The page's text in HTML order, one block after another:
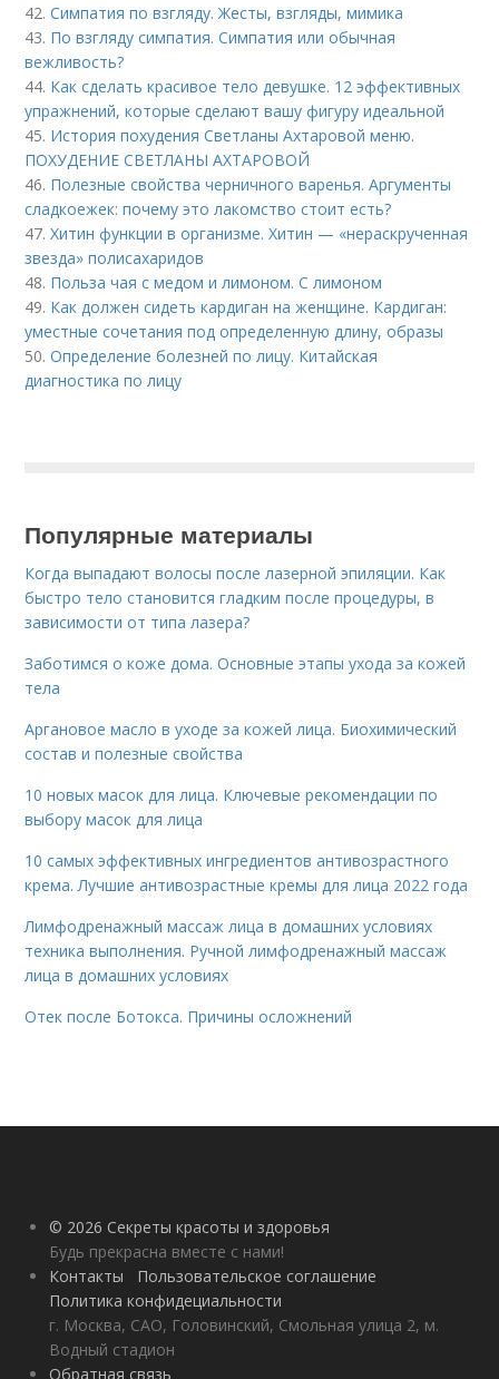
42.Симпатия по взгляду. Жесты, взгляды, мимика
43. По взгляду симпатия. Симпатия или обычная
вежливость?
44. Как сделать красивое тело девушке. 12 эффективных
упражнений, которые сделают вашу фигуру идеальной
45. История похудения Светланы Ахтаровой меню.
ПОХУДЕНИЕ СВЕТЛАНЫ АХТАРОВОЙ
46. Полезные свойства черничного варенья. Аргументы
сладкоежек: почему это лакомство стоит есть?
47.Хитин функции в организме. Хитин — «нераскрученная
звезда» полисахаридов
48. Польза чая с медом и лимоном. С лимоном
49. Как должен сидеть кардиган на женщине. Кардиган:
уместные сочетания под определенную длину, образы
50.Определение болезней по лицу. Китайская
диагностика по лицу
Популярные материалы
Когда выпадают волосы после лазерной эпиляции. Как
быстро тело становится гладким после процедуры, в
зависимости от типа лазера?
Заботимся о коже дома. Основные этапы ухода за кожей
тела
Аргановое масло в уходе за кожей лица. Биохимический
состав и полезные свойства
10 новых масок для лица. Ключевые рекомендации по
выбору масок для лица
10 самых эффективных ингредиентов антивозрастного
крема. Лучшие антивозрастные кремы для лица 2022 года
Лимфодренажный массаж лица в домашних условиях
техника выполнения. Ручной лимфодренажный массаж
лица в домашних условиях
Отек после Ботокса. Причины осложнений
© 2026 Секреты красоты и здоровья
Будь прекрасна вместе с нами!
Контакты
Пользовательское соглашение
Политика конфидециальности
г. Москва, САО, Головинский, Смольная улица 2, м.
Водный стадион
Обратная связь